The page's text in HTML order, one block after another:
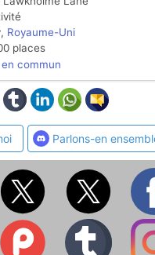
Royaume-Uni
places
commun
Parlons-en